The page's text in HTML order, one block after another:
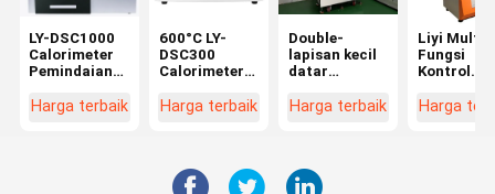
LY-DSC1000
Calorimeter
Pemindaian
Suhu 1150°C
Harga terbaik
600°C LY-
DSC300
Calorimeter
Diferensial
Harga terbaik
Double-
lapisan kecil
datar
Hot press
Harga terbaik
Liyi Multi-
Fungsi
Kontrol
Rotorless
Harga